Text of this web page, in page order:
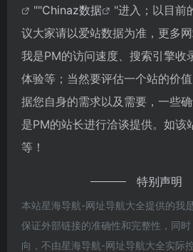
""Chinaz数据
"进入；以目前
议大家请以爱站数据为准，更多
我是PM的访问速度、搜索引擎收
体验等；当然要评估一个站的价
据您自身的需求以及需要，一些
是PM的站长进行洽谈提供。如该
等！
特别声明
本站星海导航-网址导航大全提供的我
保证外部链接的准确性和完整性，同
向，不由星海导航-网址导航大全实际